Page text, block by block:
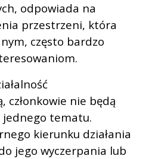
odpowiada na
przestrzeni, która
często bardzo
członkowie nie będą
jednego tematu.
kierunku działania
jego wyczerpania lub